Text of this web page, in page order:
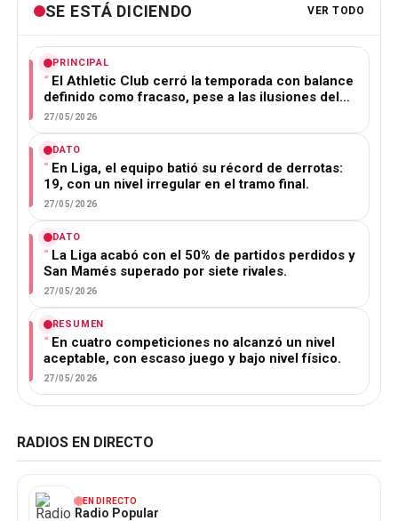
SE ESTÁ DICIENDO VER TODO
PRINCIPAL
El Athletic Club cerró la temporada con balance
definido como fracaso, pese a las ilusiones del…
27/05/2026
DATO
En Liga, el equipo batió su récord de derrotas:
19, con un nivel irregular en el tramo final.
27/05/2026
DATO
La Liga acabó con el 50% de partidos perdidos y
San Mamés superado por siete rivales.
27/05/2026
RESUMEN
En cuatro competiciones no alcanzó un nivel
aceptable, con escaso juego y bajo nivel físico.
27/05/2026
RADIOS EN DIRECTO
EN DIRECTO
Radio Popular